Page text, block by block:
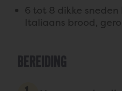
6 tot 8 dikke
Italiaans brood,
BEREIDING